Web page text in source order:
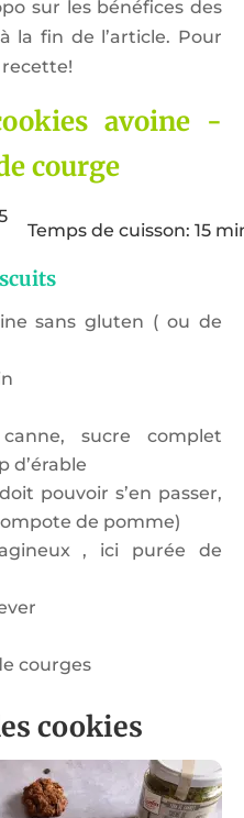
sur les bénéfices des
la fin de l’article. Pour
recette!
avoine -
courge
Temps de cuisson: 15
sans gluten ( ou de
sucre complet
d’érable
pouvoir s’en passer,
de pomme)
, ici purée de
courges
cookies